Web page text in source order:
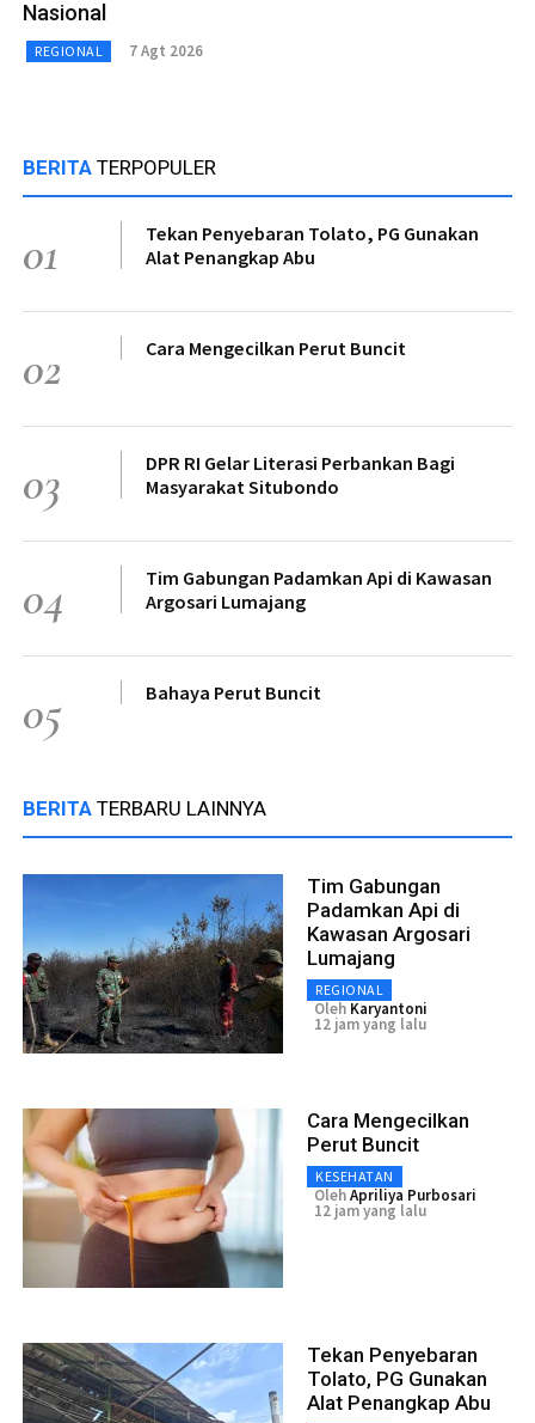
Nasional
REGIONAL 7 Agt 2026
BERITA TERPOPULER
01
Tekan Penyebaran Tolato, PG Gunakan
Alat Penangkap Abu
02 Cara Mengecilkan Perut Buncit
03
DPR RI Gelar Literasi Perbankan Bagi
Masyarakat Situbondo
04
Tim Gabungan Padamkan Api di Kawasan
Argosari Lumajang
05 Bahaya Perut Buncit
BERITA TERBARU LAINNYA
Tim Gabungan
Padamkan Api di
Kawasan Argosari
Lumajang
REGIONAL
Oleh Karyantoni
12 jam yang lalu
Cara Mengecilkan
Perut Buncit
KESEHATAN
OlehApriliya Purbosari
12 jam yang lalu
Tekan Penyebaran
Tolato, PG Gunakan
Alat Penangkap Abu